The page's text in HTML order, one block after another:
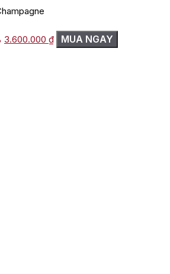
Giá
gốc
3.600.000 ₫Giá
hiện
MUA NGAY